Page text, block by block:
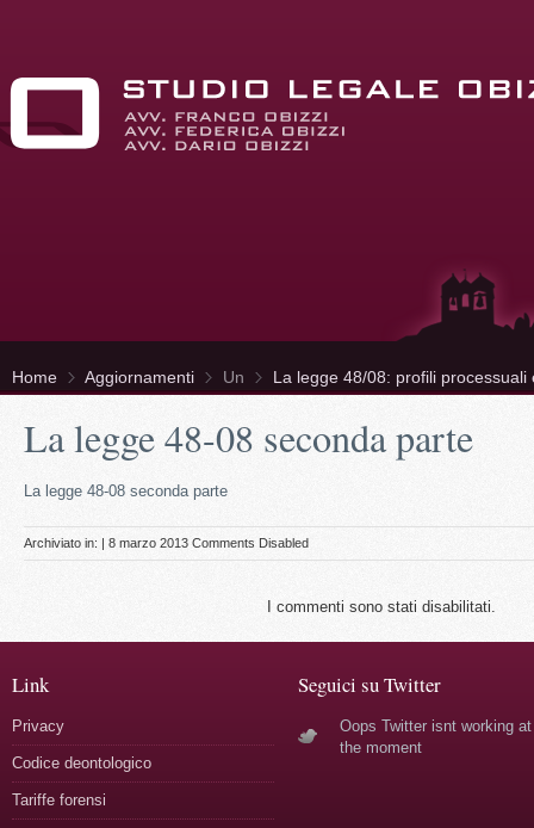
Home Aggiornamenti Un La legge 48/08: profili processuali
La legge 48-08 seconda parte
La legge 48-08 seconda parte
Archiviato in: | 8 marzo 2013 Comments Disabled
I commenti sono stati disabilitati.
Link
Privacy
Codice deontologico
Tariffe forensi
Seguici su Twitter
Oops Twitter isnt working at
the moment